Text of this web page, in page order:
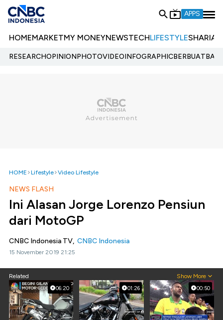
APPS
HOMEMARKETMY MONEYNEWSTECHLIFESTYLESHARIA
RESEARCHOPINIONPHOTOVIDEOINFOGRAPHIC
HOME Lifestyle Video Lifestyle
NEWS FLASH
Ini Alasan Jorge Lorenzo Pensiun
dari MotoGP
CNBC Indonesia TV, CNBC Indonesia
15 November 2019 21:25
Related Show More
06:20 01:26 00:50